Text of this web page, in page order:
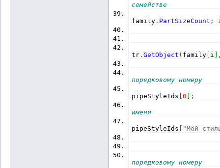
семействе
family . PartSizeCount ;
tr .GetObject ( family i
порядковому номеру
pipeStyleIds [0 ;
имени
pipeStyleIds
"Мой
порядковому номеру